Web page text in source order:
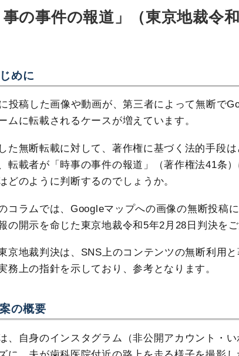
事の事件の報道」（東京地裁令
めに
投稿した画像や動画が、第三者によって無断で
ムに転載されるケースが増えています。
た無断転載に対して、著作権に基づく法的手段は
転載者が「時事の事件の報道」（著作権法41条
どのように判断するのでしょうか。
コラムでは、Googleマップへの画像の無断投稿
の開示を命じた東京地裁令和5年2月28日判決をご
京地裁判決は、SNS上のコンテンツの無断利用
務上の指針を示しており、参考となります。
の概要
、自身のインスタグラム（非公開アカウント・